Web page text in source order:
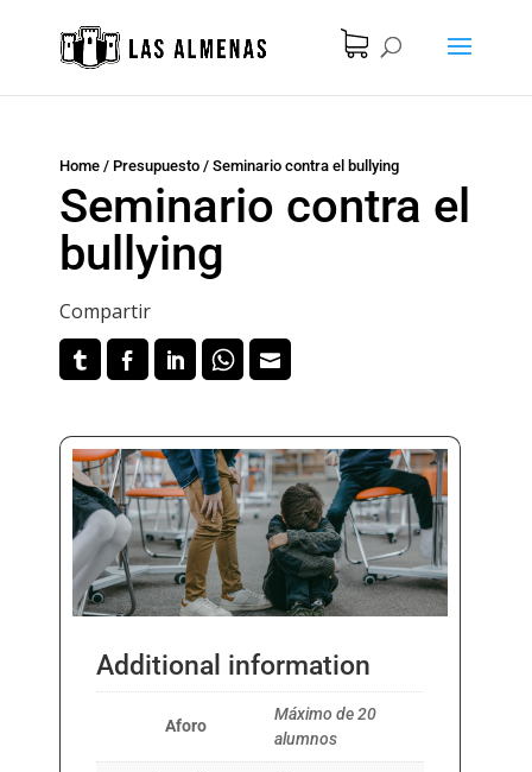
Home / Presupuesto / Seminario contra el bullying
Seminario contra el
bullying
Compartir
Additional information
Aforo
Máximo de 20
alumnos